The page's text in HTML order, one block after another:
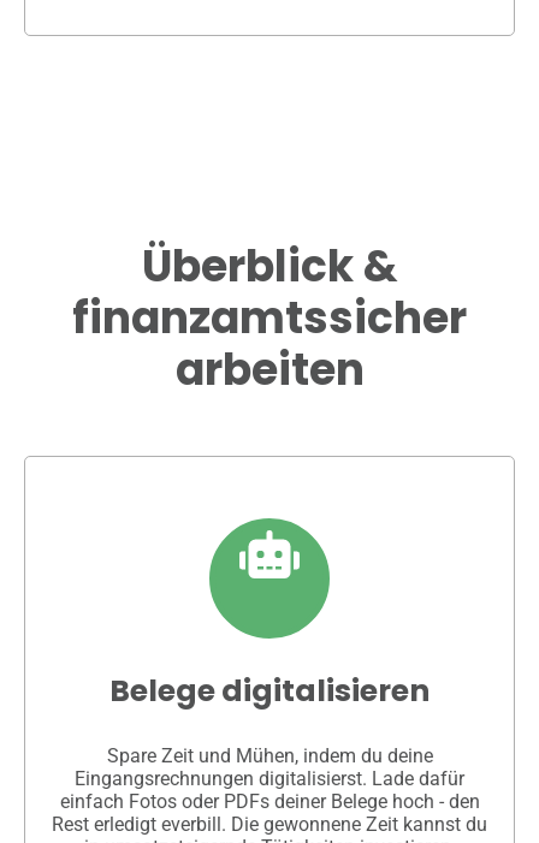
Überblick &
finanzamtssicher
arbeiten
Belege digitalisieren
Spare Zeit und Mühen, indem du deine
Eingangsrechnungen digitalisierst. Lade dafür
einfach Fotos oder PDFs deiner Belege hoch - den
Rest erledigt everbill. Die gewonnene Zeit kannst du